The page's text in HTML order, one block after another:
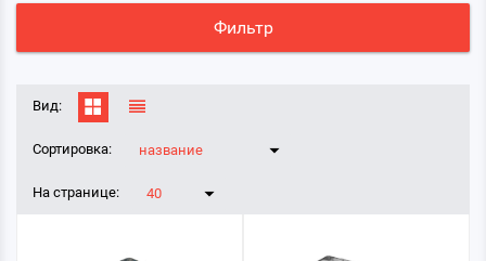
Фильтр
Вид:
Сортировка: название
На странице: 40